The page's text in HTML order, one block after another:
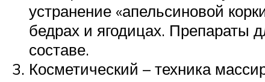
устранение «апельсиновой
бедрах и ягодицах. Препараты
составе.
Косметический – техника